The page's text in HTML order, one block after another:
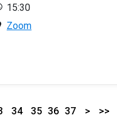
15:30
Zoom
34 35 36 37 > >>